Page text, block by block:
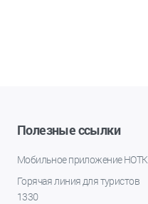
Полезные ссылки
Мобильное приложение НОТК
Горячая линия для туристов
1330